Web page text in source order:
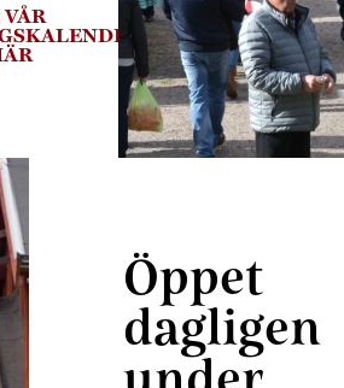
VÅR
Öppet
dagligen